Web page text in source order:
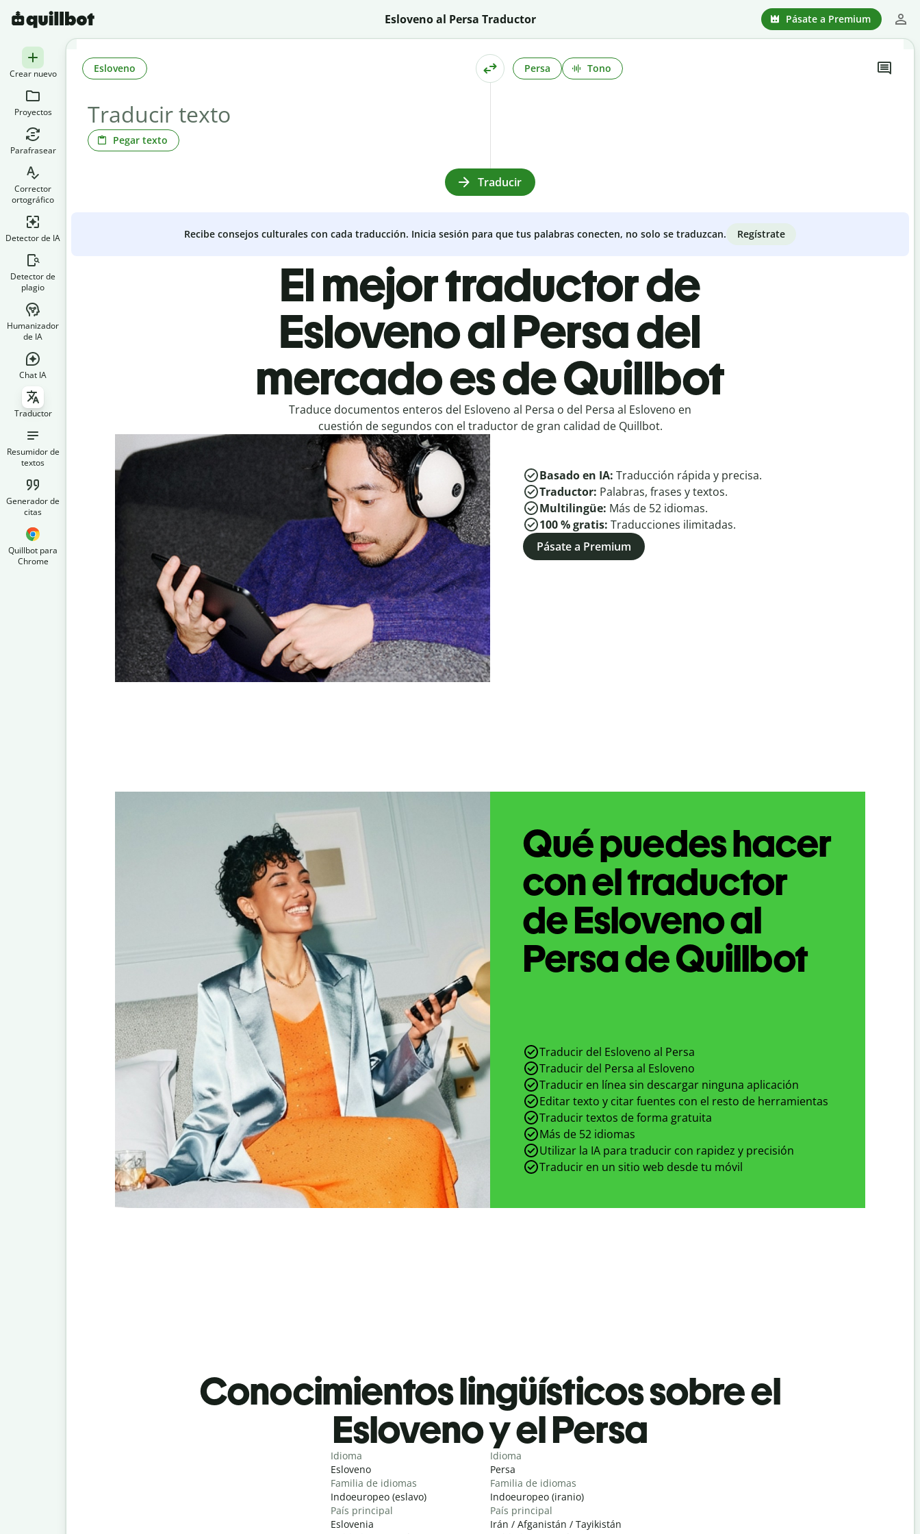
Esloveno al Persa Traductor Pásate a Premium
Crear nuevo
Proyectos
Parafrasear
Corrector
ortográfico
Detector de IA
Detector de
plagio
Humanizador
de IA
Chat IA
Traductor
Resumidor de
textos
Generador de
citas
Quillbot para
Chrome
Pegar texto
Esloveno Persa Tono
Traducir
Recibe consejos culturales con cada traducción. Inicia sesión para que tus palabras conecten, no solo se traduzcan. Regístrate
El mejor traductor de
Esloveno al Persa del
mercado es de Quillbot
Traduce documentos enteros del Esloveno al Persa o del Persa al Esloveno en
cuestión de segundos con el traductor de gran calidad de Quillbot.
Basado en IA: Traducción rápida y precisa.
Traductor: Palabras, frases y textos.
Multilingüe: Más de 52 idiomas.
100 % gratis: Traducciones ilimitadas.
Pásate a Premium
Qué puedes hacer
con el traductor
de Esloveno al
Persa de Quillbot
Traducir del Esloveno al Persa
Traducir del Persa al Esloveno
Traducir en línea sin descargar ninguna aplicación
Editar texto y citar fuentes con el resto de herramientas
Traducir textos de forma gratuita
Más de 52 idiomas
Utilizar la IA para traducir con rapidez y precisión
Traducir en un sitio web desde tu móvil
Conocimientos lingüísticos sobre el
Esloveno y el Persa
Idioma
Esloveno
Familia de idiomas
Indoeuropeo (eslavo)
País principal
Eslovenia
Idioma
Persa
Familia de idiomas
Indoeuropeo (iranio)
País principal
Irán / Afganistán / Tayikistán